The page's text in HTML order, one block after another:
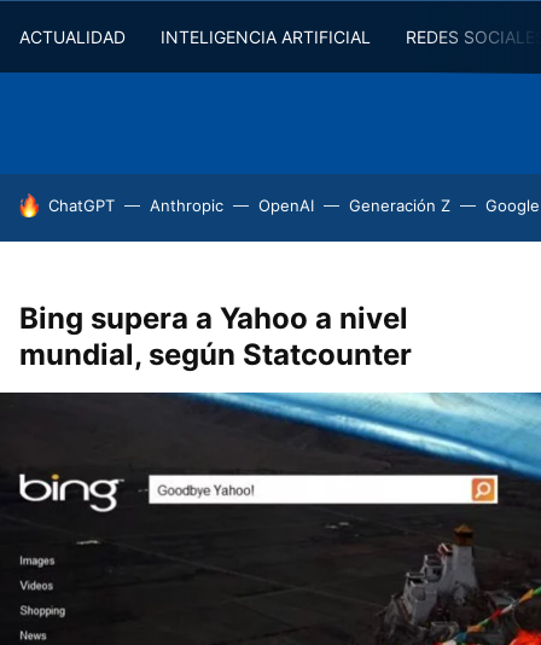
ACTUALIDAD INTELIGENCIA ARTIFICIAL REDES
HOY SE HABLA DE
ChatGPT Anthropic OpenAI Generación Z
Bing supera a Yahoo a nivel
mundial, según Statcounter